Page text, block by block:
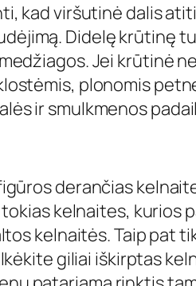
kad viršutinė dalis
Didelę krūtinę
Jei krūtinė
plonomis
ir smulkmenos
derančias
kelnaites, kurios
kelnaitės. Taip pat
giliai iškirptas